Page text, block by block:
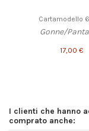
Cartamodello
Gonne/
17,00 €
I clienti che hanno
comprato anche: